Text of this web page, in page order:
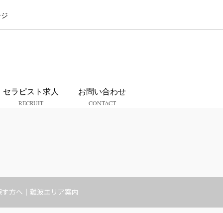
セラピスト求人
RECRUIT
お問い合わせ
CONTACT
方へ｜難波エリア案内